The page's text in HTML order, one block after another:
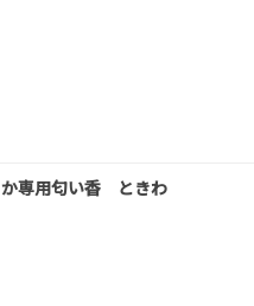
専用匂い香 ときわ